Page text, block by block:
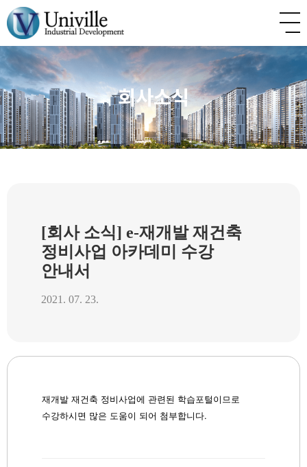
회사소식
[회사 소식] e-재개발 재건축
정비사업 아카데미 수강
안내서
2021. 07. 23.
재개발 재건축 정비사업에 관련된 학습포털이므로
수강하시면 많은 도움이 되어 첨부합니다.